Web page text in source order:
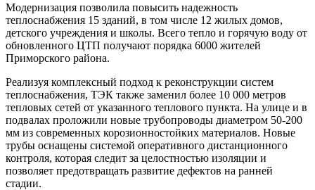
Модернизация позволила повысить надежность
теплоснабжения 15 зданий, в том числе 12 жилых домов,
детского учреждения и школы. Всего тепло и горячую воду от
обновленного ЦТП получают порядка 6000 жителей
Приморского района.
Реализуя комплексный подход к реконструкции систем
теплоснабжения, ТЭК также заменил более 10 000 метров
тепловых сетей от указанного теплового пункта. На улице и в
подвалах проложили новые трубопроводы диаметром 50-200
мм из современных корозионностойких материалов. Новые
трубы оснащены системой оперативного дистанционного
контроля, которая следит за целостностью изоляции и
позволяет предотвращать развитие дефектов на ранней
стадии.